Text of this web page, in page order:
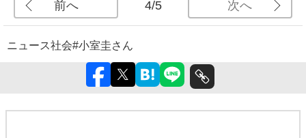
前へ 4/5 次へ
ニュース社会#小室圭さん